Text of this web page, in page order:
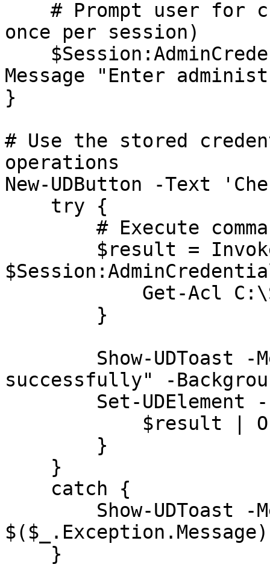
once per session)
Message "Enter
}
# Use the stored
operations
New-UDButton -Text
successfully" -